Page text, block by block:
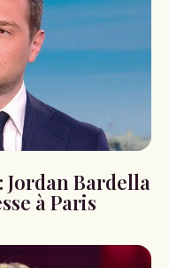
Bardella
à Paris